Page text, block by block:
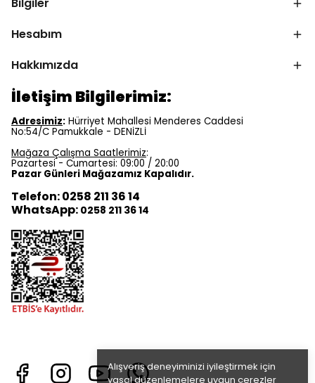
Alışveriş deneyiminizi iyileştirmek için
yasal düzenlemelere uygun çerezler
Hesabım
Hakkımızda
İletişim Bilgilerimiz:
Adresimiz: Hürriyet Mahallesi Menderes Caddesi
No:54/C Pamukkale - DENİZLİ
Mağaza Çalışma Saatlerimiz:
Pazartesi - Cumartesi: 09:00 / 20:00
Pazar Günleri Mağazamız Kapalıdır.
Telefon: 0258 211 36 14
WhatsApp: 0258 211 36 14